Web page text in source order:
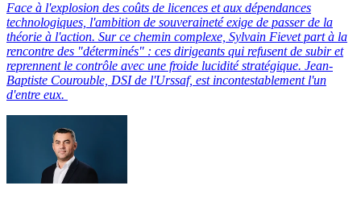
Face à l'explosion des coûts de licences et aux dépendances
technologiques, l'ambition de souveraineté exige de passer de la
théorie à l'action. Sur ce chemin complexe, Sylvain Fievet part à la
rencontre des "déterminés" : ces dirigeants qui refusent de subir et
reprennent le contrôle avec une froide lucidité stratégique. Jean-
Baptiste Courouble, DSI de l'Urssaf, est incontestablement l'un
d'entre eux.